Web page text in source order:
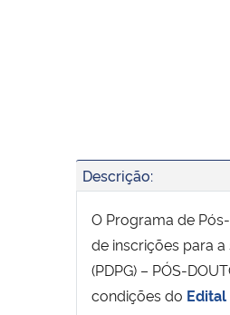
Descrição:
O Programa de
de inscrições para a
(PDPG) – PÓS-
condições do Edital